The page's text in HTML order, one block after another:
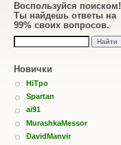
Воспользуйся поиском!
Ты найдешь ответы на
99% своих вопросов.
Новички
HiTpo
Spartan
ai91
MurashkaMessor
DavidManvir